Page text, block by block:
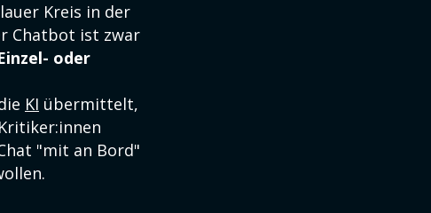
Kreis in der
Chatbot ist zwar
oder
KI übermittelt,
"mit an Bord"